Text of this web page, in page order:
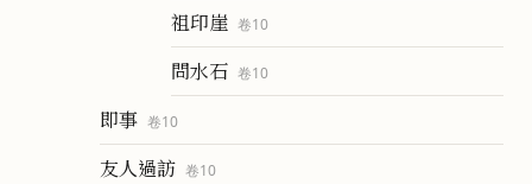
祖印崖 卷10
問水石 卷10
即事 卷10
友人過訪 卷10